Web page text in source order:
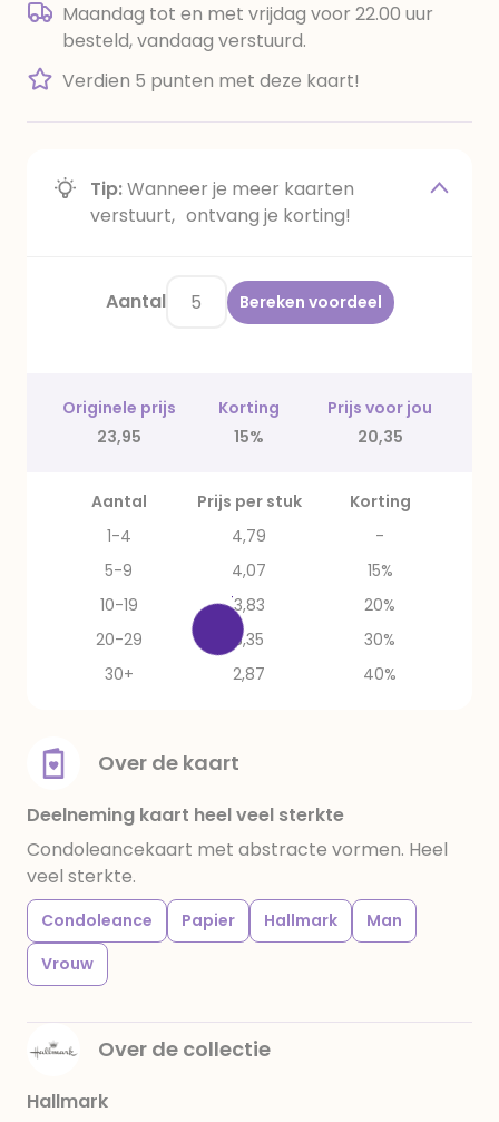
Maandag tot en met vrijdag voor 22.00 uur
besteld, vandaag verstuurd.
Verdien 5 punten met deze kaart!
Tip:Wanneer je meer kaarten
verstuurt, ontvang je korting!
Aantal Bereken voordeel
Originele prijs Korting
Prijs voor jou
23,95
15% 20,35
Aantal Prijs per stuk
Korting
1-4
4,79
-
5-9
4,07
15%
10-19
3,83
20%
20-29
3,35
30%
30+
2,87 40%
Over de kaart
Deelneming kaart heel veel sterkte
Condoleancekaart met abstracte vormen. Heel
veel sterkte.
Condoleance Papier Hallmark
Man
Vrouw
Over de collectie
Hallmark